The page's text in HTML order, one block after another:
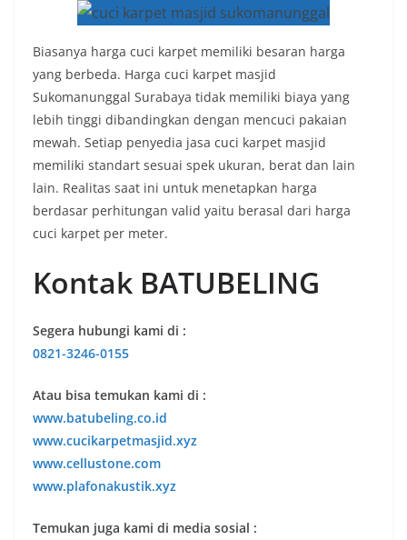
Biasanya harga cuci karpet memiliki besaran harga
yang berbeda. Harga cuci karpet masjid
Sukomanunggal Surabaya tidak memiliki biaya yang
lebih tinggi dibandingkan dengan mencuci pakaian
mewah. Setiap penyedia jasa cuci karpet masjid
memiliki standart sesuai spek ukuran, berat dan lain
lain. Realitas saat ini untuk menetapkan harga
berdasar perhitungan valid yaitu berasal dari harga
cuci karpet per meter.
Kontak BATUBELING
Segera hubungi kami di :
0821-3246-0155
Atau bisa temukan kami di :
www.batubeling.co.id
www.cucikarpetmasjid.xyz
www.cellustone.com
www.plafonakustik.xyz
Temukan juga kami di media sosial :